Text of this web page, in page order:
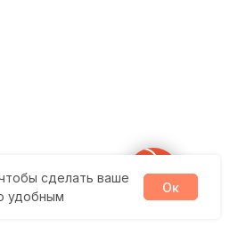
сделать ваше
удобным
Ок